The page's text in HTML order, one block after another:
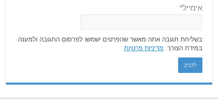
אימייל*
בשליחת תגובה אתה מאשר שהפרטים ישמשו לפרסום התגובה ולמענה
במידת הצורך. מדיניות פרטיות